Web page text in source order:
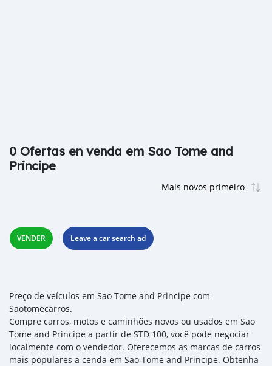
0 Ofertas en venda em Sao Tome and
Principe
VENDER Leave a car search ad
Preço de veículos em Sao Tome and Principe com
Saotomecarros.
Compre carros, motos e caminhões novos ou usados em Sao
Tome and Principe a partir de STD 100, você pode negociar
localmente com o vendedor. Oferecemos as marcas de carros
mais populares a cenda em Sao Tome and Principe. Obtenha